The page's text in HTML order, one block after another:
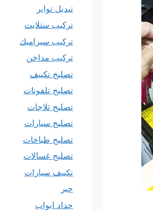
تبديل تواير
تركيب ستلايت
تركيب سيراميك
تركيب مداخن
تصليح تكييف
تصليح تلفونات
تصليح ثلاجات
تصليح سيارات
تصليح طباخات
تصليح غسالات
تكييف سيارات
حبر
حداد ابواب